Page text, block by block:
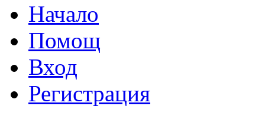
Начало
Помощ
Вход
Регистрация